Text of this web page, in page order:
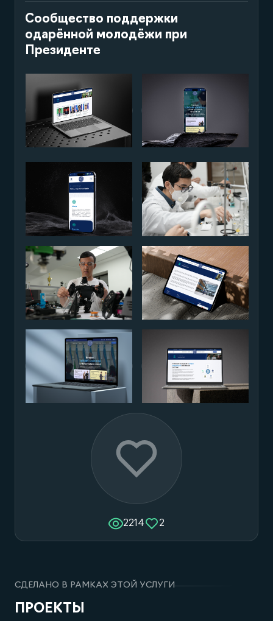
Сообщество поддержки
одарённой молодёжи при
Президенте
2214 2
СДЕЛАНО В РАМКАХ ЭТОЙ УСЛУГИ
ПРОЕКТЫ